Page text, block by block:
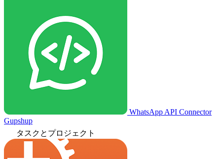
WhatsApp API Connector
Gupshup
タスクとプロジェクト